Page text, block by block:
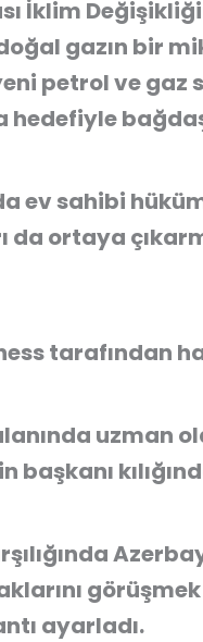
İklim
gazın bir
petrol ve gaz
hedefiyle
ev sahibi
da ortaya
tarafından
uzman
ayarladı.